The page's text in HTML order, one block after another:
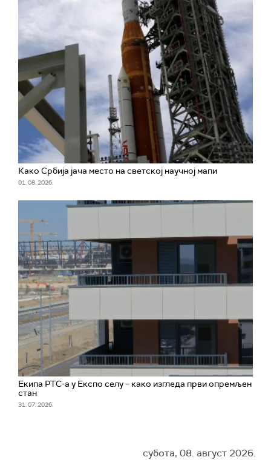
Како Србија јача место на светској научној мапи
01. 08. 2026.
Екипа РТС-а у Експо селу – како изгледа први опремљен
стан
31. 07. 2026.
субота, 08. август 2026.